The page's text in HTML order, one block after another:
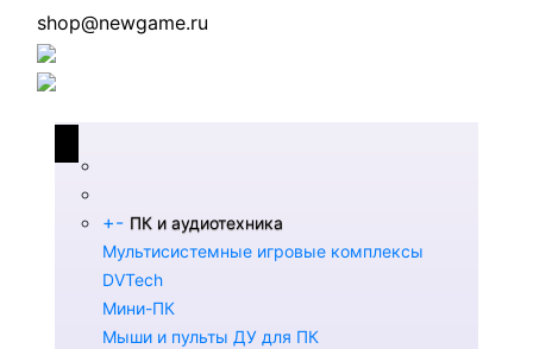
shop@newgame.ru
+- ПК и аудиотехника
Мультисистемные игровые комплексы
DVTech
Мини-ПК
Мыши и пульты ДУ для ПК